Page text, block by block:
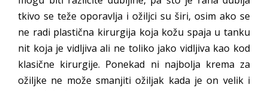
tkivo se teže oporavlja i ožiljci su širi, osim ako se
ne radi plastična kirurgija koja kožu spaja u tanku
nit koja je vidljiva ali ne toliko jako vidljiva kao kod
klasične kirurgije. Ponekad ni najbolja krema za
ožiljke ne može smanjiti ožiljak kada je on velik i